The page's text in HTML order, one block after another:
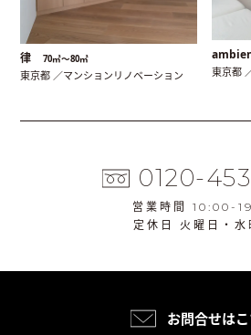
律 70㎡〜80㎡
東京都 ／マンションリノベーション 東京都
0120-
営業時間 10:00-
定休日 火曜日・水
お問合せは